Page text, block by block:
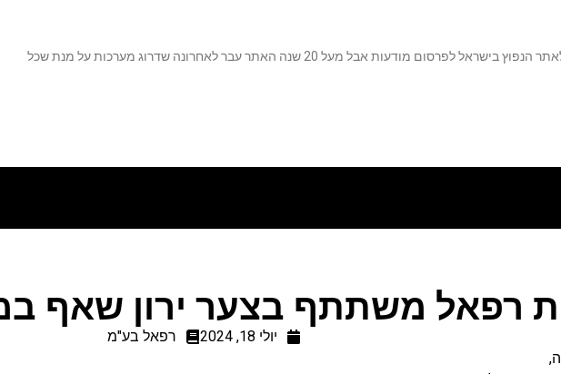
לפרסום מודעות אבל מעל 20 שנה האתר עבר לאחרונה שדרוג מערכות על מנת שכל
רפאל משתתף בצער ירון שאף
יולי 18, 2024
רפאל בע"מ